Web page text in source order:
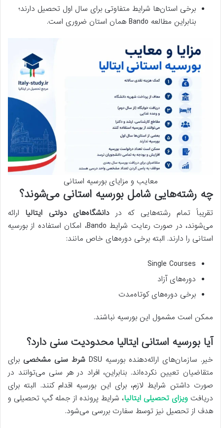
برخی استان‌ها شرایط متفاوتی برای سال اول تحصیل دارند؛
بنابراین مطالعه Bando همان استان ضروری است.
معایب و مزایای بورسیه استانی
چه رشته‌هایی شامل بورسیه استانی می‌شوند؟
تقریباً تمام رشته‌هایی که دردانشگاه‌های دولتی ایتالیا ارائه
می‌شوند، در صورت رعایت شرایط Bando، امکان استفاده از بورسیه
استانی را دارند. البته برخی دوره‌های خاص مانند:
Single Courses
دوره‌های آزاد
برخی دوره‌های کوتاه‌مدت
ممکن است مشمول این بورسیه نباشند.
آیا بورسیه استانی ایتالیا محدودیت سنی دارد؟
خیر. سازمان‌های ارائه‌دهنده بورسیه DSU شرط سنی مشخصی برای
متقاضیان تعیین نکرده‌اند. بنابراین، افراد در هر سنی می‌توانند در
صورت داشتن شرایط لازم، برای این بورسیه اقدام کنند. البته برای
دریافت ویزای تحصیلی ایتالیا، شرایط پرونده از جمله گپ تحصیلی و
هدف از تحصیل نیز توسط سفارت بررسی می‌شود.